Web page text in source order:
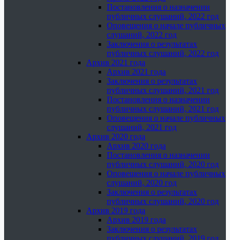
Постановления о назначении
публичных слушаний, 2022 год
Оповещения о начале публичных
слушаний, 2022 год
Заключения о результатах
публичных слушаний, 2022 год
Архив 2021 года
Архив 2021 года
Заключения о результатах
публичных слушаний, 2021 год
Постановления о назначении
публичных слушаний, 2021 год
Оповещения о начале публичных
слушаний, 2021 год
Архив 2020 года
Архив 2020 года
Постановления о назначении
публичных слушаний, 2020 год
Оповещения о начале публичных
слушаний, 2020 год
Заключения о результатах
публичных слушаний, 2020 год
Архив 2019 года
Архив 2019 года
Заключения о результатах
публичных слушаний, 2019 год